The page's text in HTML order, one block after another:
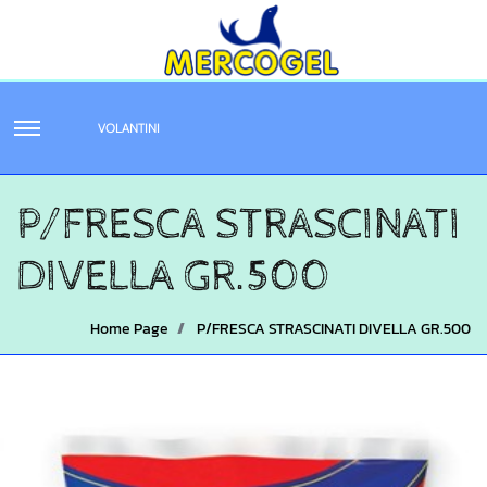
VOLANTINI
P/FRESCA STRASCINATI
DIVELLA GR.500
Home Page P/FRESCA STRASCINATI DIVELLA GR.500